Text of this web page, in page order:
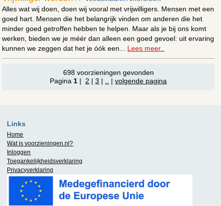
Alles wat wij doen, doen wij vooral met vrijwilligers. Mensen met een
goed hart. Mensen die het belangrijk vinden om anderen die het
minder goed getroffen hebben te helpen. Maar als je bij ons komt
werken, bieden we je méér dan alleen een goed gevoel: uit ervaring
kunnen we zeggen dat het je óók een... Lees meer..
698 voorzieningen gevonden
Pagina 1 | 2 |3 | |volgende pagina
Links
Home
Wat is voorzieningen.nl?
Inloggen
Toegankelijkheidsverklaring
Privacyverklaring